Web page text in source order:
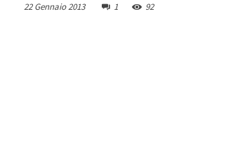
22 Gennaio 2013 1 92